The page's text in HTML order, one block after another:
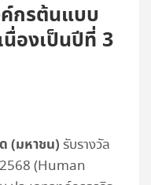
ค์กรต้นแบบ
องเป็นปีที่ 3
(มหาชน) รับรางวัล
(Human